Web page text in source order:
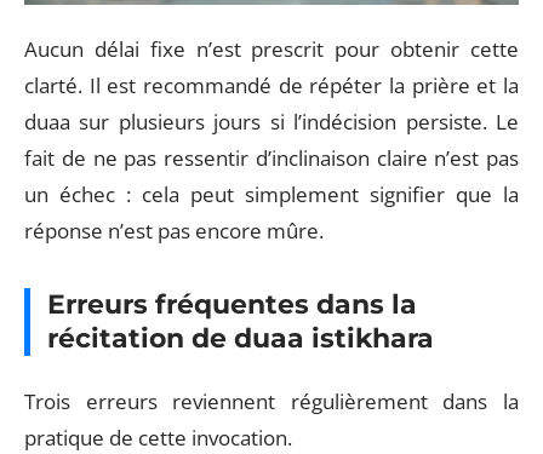
Aucun délai fixe n’est prescrit pour obtenir cette
clarté. Il est recommandé de répéter la prière et la
duaa sur plusieurs jours si l’indécision persiste. Le
fait de ne pas ressentir d’inclinaison claire n’est pas
un échec : cela peut simplement signifier que la
réponse n’est pas encore mûre.
Erreurs fréquentes dans la
récitation de duaa istikhara
Trois erreurs reviennent régulièrement dans la
pratique de cette invocation.